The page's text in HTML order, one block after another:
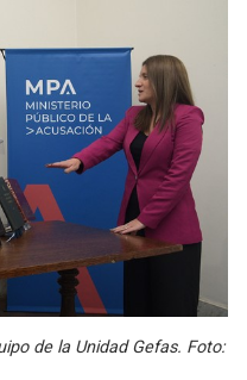
de la Unidad Gefas. Foto: